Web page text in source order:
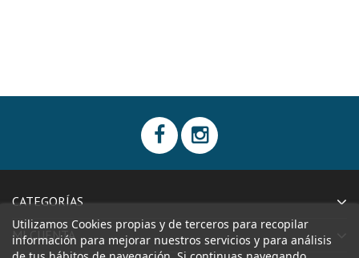
CATEGORÍAS
MI CUENTA
Utilizamos Cookies propias y de terceros para recopilar
información para mejorar nuestros servicios y para análisis